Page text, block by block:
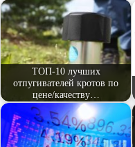
ss
ni
ki
r
ви
ть
ТОП-10 лучших
отпугивателей кротов по
цене/качеству…